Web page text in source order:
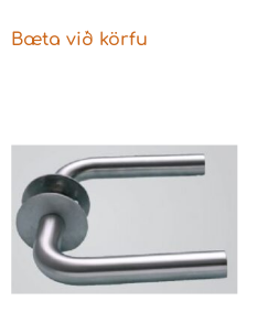
Bæta við körfu